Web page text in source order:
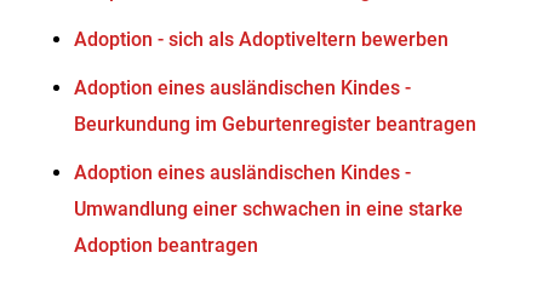
Adoption - sich als Adoptiveltern bewerben
Adoption eines ausländischen Kindes -
Beurkundung im Geburtenregister beantragen
Adoption eines ausländischen Kindes -
Umwandlung einer schwachen in eine starke
Adoption beantragen